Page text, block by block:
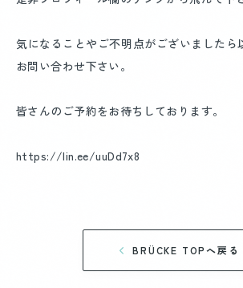
気になることやご不明点がございましたら
お問い合わせ下さい。
皆さんのご予約をお待ちしております。
https://lin.ee/uuDd7x8
BRÜCKE TOPへ戻る